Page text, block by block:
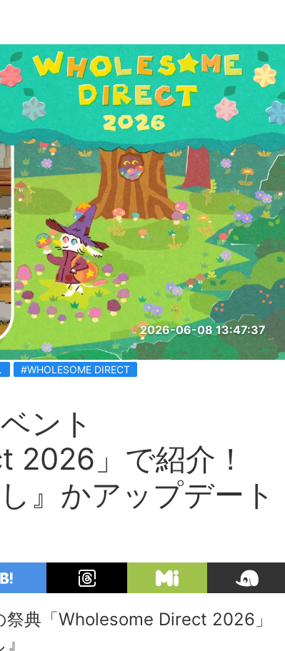
2026-06-08 13:47:37
#WHOLESOME DIRECT
ント
2026」で紹介！
』かアップデート
典「Wholesome Direct 2026」